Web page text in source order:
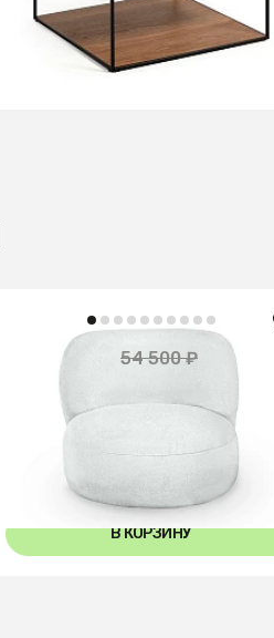
В КОРЗИНУ
49 000 ₽ 54 500 ₽ — 10%
Кресло Patti
В КОРЗИНУ